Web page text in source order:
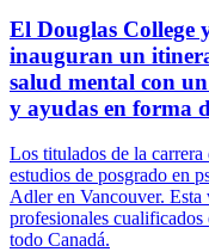
El Douglas College
inauguran un
salud mental con
y ayudas en forma
Los titulados de la
estudios de posgrado en
Adler en Vancouver. Esta
profesionales cualificados
todo Canadá.